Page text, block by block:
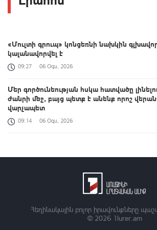
«Մուլտի գրուպ» կոնցեռնի նախկին
կալանավորվել է
09:27 06 Օգս, 2026
Մեր գործունեության հսկա հատվածը
ժանրի մեջ, բայց պետք է անենք որոշ
վարչապետ
09:14 06 Օգս, 2026
09:00 06 Օգս, 2026
Եթե սահմանվածից երկար մնաք Միացյալ
կարող է հանգեցնել հետագայում ԱՄՆ
08:50 06 Օգս, 2026
Հեղինակային բոլոր իրավունքները
© 2026 1lurer.am